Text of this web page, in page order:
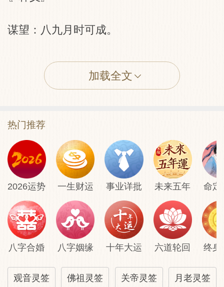
谋望：八九月时可成。
钱财：委託女性协助，财程顺遂。
婚姻：利恋爱，得美妻，但易有一种虚幻，
神，方可吉利。
家宅：平安，有置业的欲望，在秋季时求
得，大吉。
开业：吉，宜从事珠宝、美容、服装等修饰
的业务。
迁居：远近都不适合。
出行：远方会有意外之喜。
疾病：易多情绪病，如讳疾忌医，病情会有
六甲：顺産，生女孩。
加载全文
热门推荐
2026运势 一生财运 事业详批 未来五年 命定
八字合婚 八字姻缘 十年大运 六道轮回 终身
观音灵签 佛祖灵签 关帝灵签 月老灵签